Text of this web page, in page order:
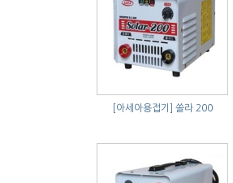
[아세아용접기] 쏠라 200